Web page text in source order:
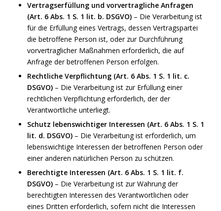
Vertragserfüllung und vorvertragliche Anfragen
(Art. 6 Abs. 1 S. 1 lit. b. DSGVO)– Die Verarbeitung ist
für die Erfüllung eines Vertrags, dessen Vertragspartei
die betroffene Person ist, oder zur Durchführung
vorvertraglicher Maßnahmen erforderlich, die auf
Anfrage der betroffenen Person erfolgen.
Rechtliche Verpflichtung (Art. 6 Abs. 1 S. 1 lit. c.
DSGVO)– Die Verarbeitung ist zur Erfüllung einer
rechtlichen Verpflichtung erforderlich, der der
Verantwortliche unterliegt.
Schutz lebenswichtiger Interessen (Art. 6 Abs. 1 S. 1
lit. d. DSGVO)– Die Verarbeitung ist erforderlich, um
lebenswichtige Interessen der betroffenen Person oder
einer anderen natürlichen Person zu schützen.
Berechtigte Interessen (Art. 6 Abs. 1 S. 1 lit. f.
DSGVO)– Die Verarbeitung ist zur Wahrung der
berechtigten Interessen des Verantwortlichen oder
eines Dritten erforderlich, sofern nicht die Interessen